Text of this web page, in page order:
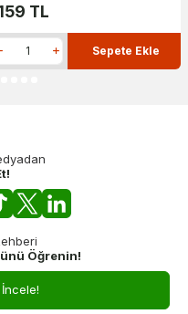
TL
Sepete Ekle
Öğrenin!